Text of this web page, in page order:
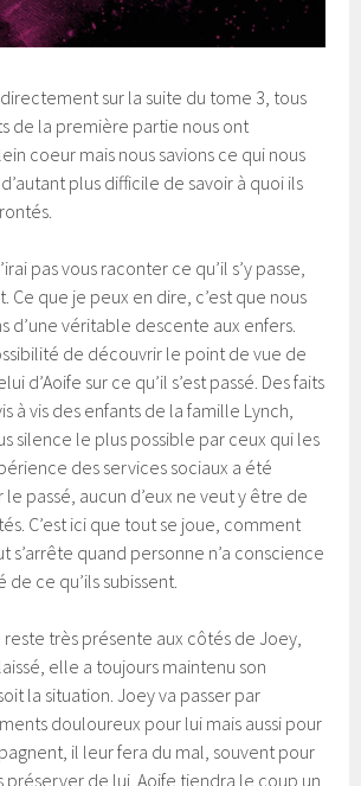
sur la suite du tome 3, tous
de la première partie nous ont
coeur mais nous savions ce qui nous
plus difficile de savoir à quoi ils
pas vous raconter ce qu’il s’y passe,
Ce que je peux en dire, c’est que nous
d’une véritable descente aux enfers.
de découvrir le point de vue de
d’Aoife sur ce qu’il s’est passé. Des faits
à vis des enfants de la famille Lynch,
silence le plus possible par ceux qui les
des services sociaux a été
passé, aucun d’eux ne veut y être de
C’est ici que tout se joue, comment
s’arrête quand personne n’a conscience
ce qu’ils subissent.
très présente aux côtés de Joey,
elle a toujours maintenu son
la situation. Joey va passer par
douloureux pour lui mais aussi pour
il leur fera du mal, souvent pour
préserver de lui. Aoife tiendra le coup un